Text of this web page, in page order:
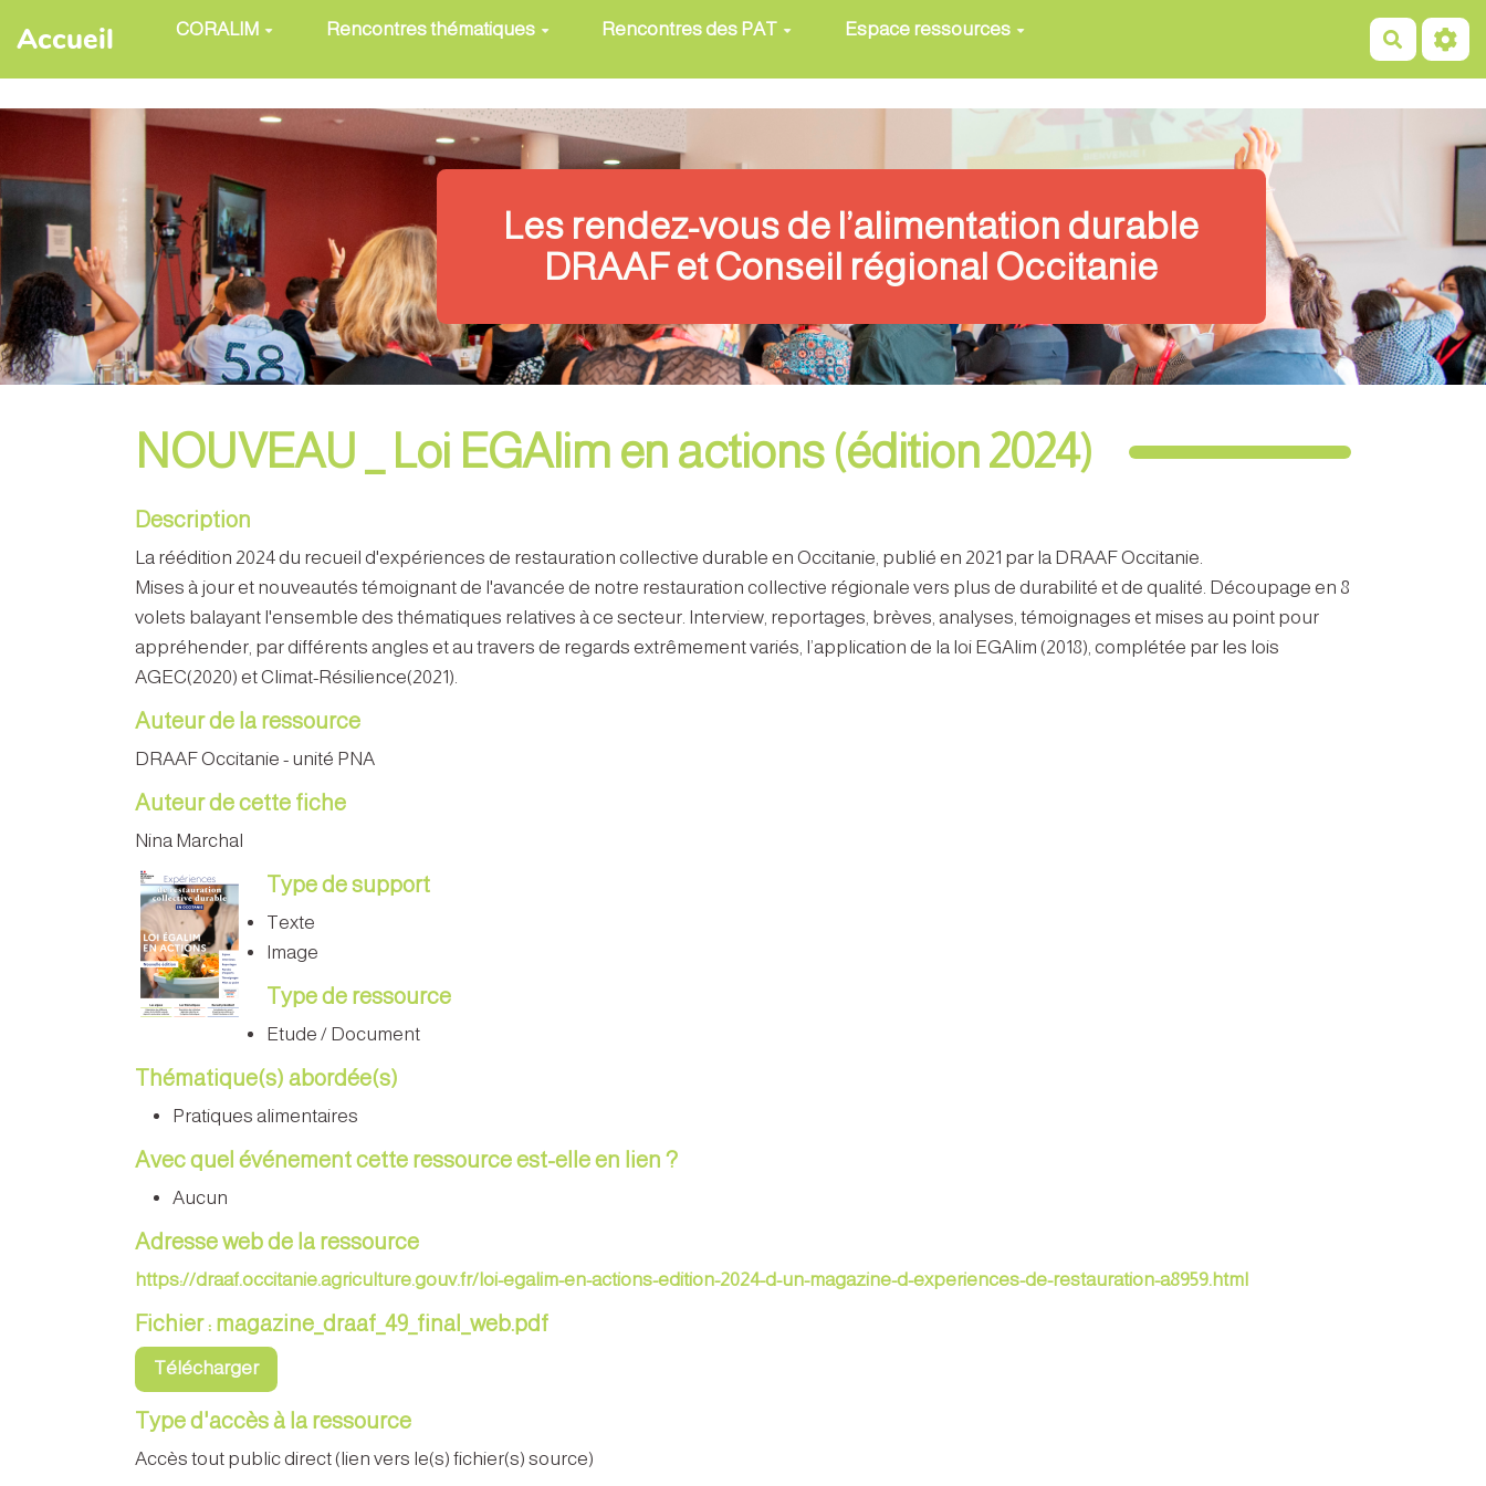
Aller au contenu principal
Accueil CORALIM Rencontres thématiques Rencontres des PAT Espace ressources
Les rendez-vous de l’alimentation durable
DRAAF et Conseil régional Occitanie
NOUVEAU _ Loi EGAlim en actions (édition 2024)
Description
La réédition 2024 du recueil d'expériences de restauration collective durable en Occitanie, publié en 2021 par la DRAAF Occitanie.
Mises à jour et nouveautés témoignant de l'avancée de notre restauration collective régionale vers plus de durabilité et de qualité. Découpage en 8
volets balayant l'ensemble des thématiques relatives à ce secteur. Interview, reportages, brèves, analyses, témoignages et mises au point pour
appréhender, par différents angles et au travers de regards extrêmement variés, l’application de la loi EGAlim (2018), complétée par les lois
AGEC(2020) et Climat-Résilience(2021).
Auteur de la ressource
DRAAF Occitanie - unité PNA
Auteur de cette fiche
Nina Marchal
Type de support
Texte
Image
Type de ressource
Etude / Document
Thématique(s) abordée(s)
Pratiques alimentaires
Avec quel événement cette ressource est-elle en lien ?
Aucun
Adresse web de la ressource
https://draaf.occitanie.agriculture.gouv.fr/loi-egalim-en-actions-edition-2024-d-un-magazine-d-experiences-de-restauration-a8959.html
Fichier : magazine_draaf_49_final_web.pdf
Télécharger
Type d'accès à la ressource
Accès tout public direct (lien vers le(s) fichier(s) source)